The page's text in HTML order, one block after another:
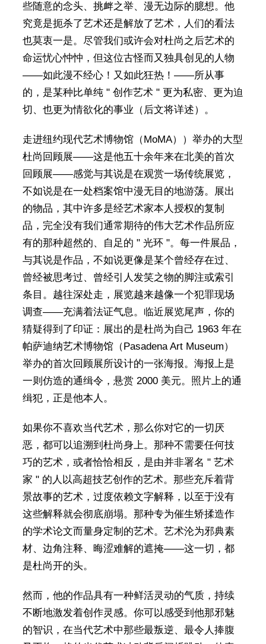
些随意的念头、挑衅之举、漫无边际的臆想。他
究竟是扼杀了艺术还是解放了艺术，人们的看法
也莫衷一是。尽管我们或许会对杜尚之后艺术的
命运忧心忡忡，但这位古怪而又独具创见的人物
——如此漫不经心！又如此狂热！——所从事
的，是某种比单纯 " 创作艺术 " 更为私密、更为迫
切、也更为情欲化的事业（后文将详述）。
走进纽约现代艺术博物馆（MoMA））举办的大型
杜尚回顾展——这是他五十余年来在北美的首次
回顾展——感觉与其说是在观赏一场传统展览，
不如说是在一处档案馆中漫无目的地游荡。展出
的物品，其中许多是经艺术家本人授权的复制
品，完全没有我们通常期待的伟大艺术作品所应
有的那种超然的、自足的 " 光环 "。每一件展品，
与其说是作品，不如说更像是某个曾经存在过、
曾经被思考过、曾经引人发笑之物的脚注或索引
条目。越往深处走，展览越来越像一个犯罪现场
调查——充满着法证气息。临近展览尾声，你的
猜疑得到了印证：展出的是杜尚为自己 1963 年在
帕萨迪纳艺术博物馆（Pasadena Art Museum）
举办的首次回顾展所设计的一张海报。海报上是
一则仿造的通缉令，悬赏 2000 美元。照片上的通
缉犯，正是他本人。
如果你不喜欢当代艺术，那么你对它的一切厌
恶，都可以追溯到杜尚身上。那种不需要任何技
巧的艺术，或者恰恰相反，是由并非署名 " 艺术
家 " 的人以高超技艺创作的艺术。那些充斥着背
景故事的艺术，过度依赖文字解释，以至于没有
这些解释就会彻底崩塌。那种专为催生矫揉造作
的学术论文而量身定制的艺术。艺术沦为邪典素
材、边角注释、晦涩难解的遮掩——这一切，都
是杜尚开的头。
然而，他的作品具有一种鲜活灵动的气质，持续
不断地激发着创作灵感。你可以感受到他那邪魅
的智识，在当代艺术中那些最叛逆、最令人捧腹